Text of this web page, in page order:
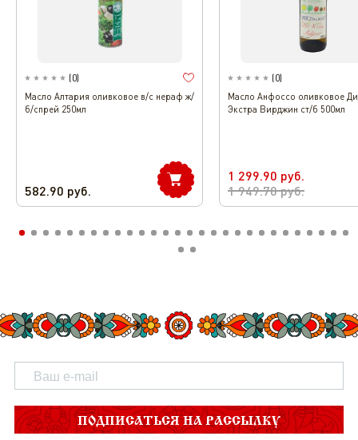
(0)
Масло Алтария оливковое в/с нераф ж/
б/спрей 250мл
582.90 руб.
(0)
Масло Анфоссо оливковое
Экстра Вирджин ст/б 500мл
1 299.90 руб.
1 949.70руб.
ПОДПИСАТЬСЯ НА РАССЫЛКУ